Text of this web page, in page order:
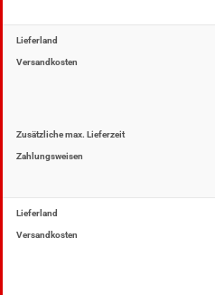
Lieferland
Versandkosten
Zusätzliche max. Lieferzeit
Zahlungsweisen
Lieferland
Versandkosten